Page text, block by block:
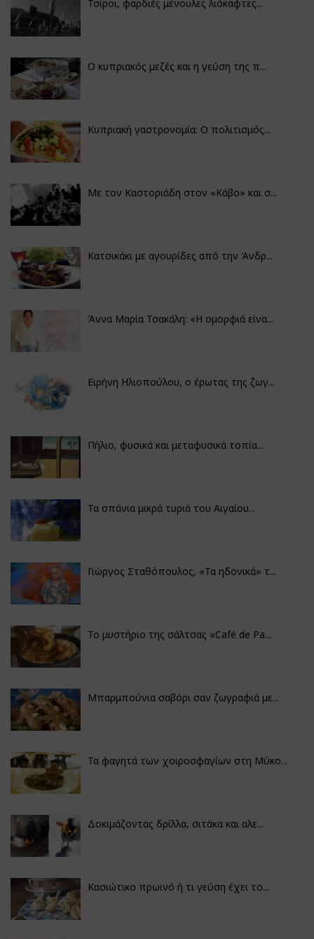
Τσίροι, φαρδιές μένουλες λιόκαφτες...
Ο κυπριακός μεζές και η γεύση της π...
Κυπριακή γαστρονομία: Ο πολιτισμός...
Με τον Καστοριάδη στον «Κάβο» και σ...
Κατσικάκι με αγουρίδες από την Άνδρ...
Άννα Μαρία Τσακάλη: «Η ομορφιά είνα...
Ειρήνη Ηλιοπούλου, ο έρωτας της ζωγ...
Πήλιο, φυσικά και μεταφυσικά τοπία...
Τα σπάνια μικρά τυριά του Αιγαίου...
Γιώργος Σταθόπουλος, «Τα ηδονικά» τ...
Το μυστήριο της σάλτσας «Café de Pa...
Μπαρμπούνια σαβόρι σαν ζωγραφιά με...
Τα φαγητά των χοιροσφαγίων στη Μύκο...
Δοκιμάζοντας δρίλλα, σιτάκα και αλε...
Κασιώτικο πρωινό ή τι γεύση έχει το...